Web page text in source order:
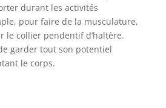
durant les activités
pour faire de la musculature,
le collier pendentif d’haltère.
garder tout son potentiel
le corps.